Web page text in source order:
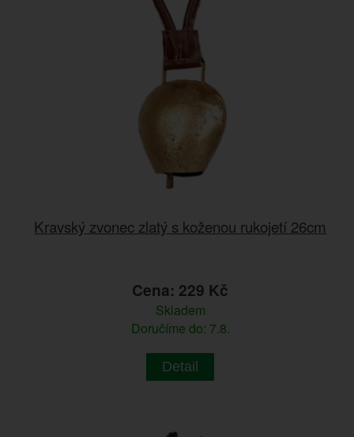
Kravský zvonec zlatý s koženou rukojetí 26cm
Cena: 229 Kč
Skladem
Doručíme do: 7.8.
Detail